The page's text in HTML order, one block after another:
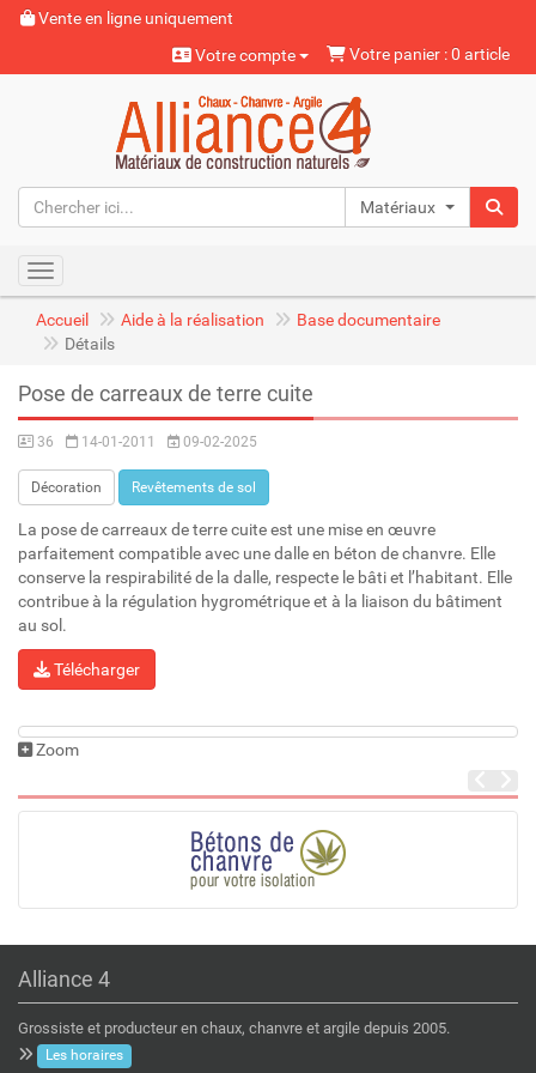
Vente en ligne uniquement
Votre compte
Votre panier : 0 article
Matériaux naturels
Toggle navigation
Accueil Aide à la réalisation
Base documentaire
Détails
Pose de carreaux de terre cuite
36 14-01-2011 09-02-2025
Décoration Revêtements de sol
La pose de carreaux de terre cuite est une mise en œuvre
parfaitement compatible avec une dalle en béton de chanvre. Elle
conserve la respirabilité de la dalle, respecte le bâti et l’habitant. Elle
contribue à la régulation hygrométrique et à la liaison du bâtiment
au sol.
Télécharger
Zoom
Alliance 4
Grossiste et producteur en chaux, chanvre et argile depuis 2005.
Les horaires